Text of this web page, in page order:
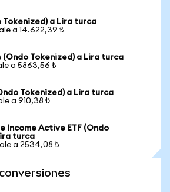
Tokenized) a Lira turca
a 14.622,39 ₺
(Ondo Tokenized) a Lira turca
a 5863,56 ₺
Tokenized) a Lira turca
a 910,38 ₺
Income Active ETF (Ondo
turca
a 2534,08 ₺